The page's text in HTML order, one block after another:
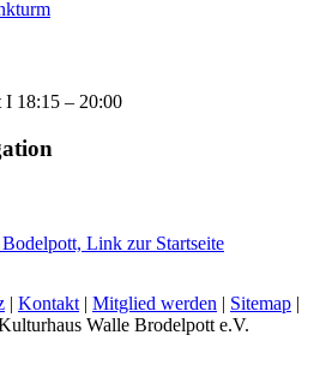
I 18:15 – 20:00
| Kontakt | Mitglied werden | Sitemap |
Walle Brodelpott e.V.